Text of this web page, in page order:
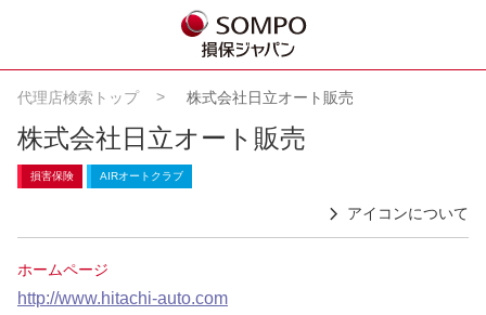
代理店検索トップ 株式会社日立オート販売
株式会社日立オート販売
損害保険 AIRオートクラブ
アイコンについて
ホームページ
http://www.hitachi-auto.com